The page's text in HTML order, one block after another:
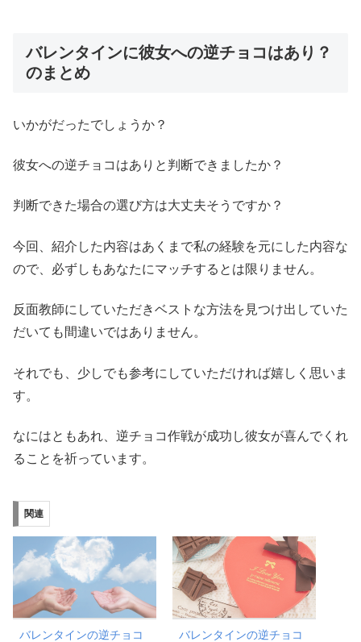
バレンタインに彼女への逆チョコはあり？
のまとめ
いかがだったでしょうか？
彼女への逆チョコはありと判断できましたか？
判断できた場合の選び方は大丈夫そうですか？
今回、紹介した内容はあくまで私の経験を元にした内容な
ので、必ずしもあなたにマッチするとは限りません。
反面教師にしていただきベストな方法を見つけ出していた
だいても間違いではありません。
それでも、少しでも参考にしていただければ嬉しく思いま
す。
なにはともあれ、逆チョコ作戦が成功し彼女が喜んでくれ
ることを祈っています。
関連
バレンタインの逆チョコ
バレンタインの逆チョコ